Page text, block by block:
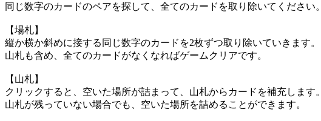
同じ数字のカードのペアを探して、全てのカードを取り除いてください。
【場札】
縦か横か斜めに接する同じ数字のカードを2枚ずつ取り除いていきます。
山札も含め、全てのカードがなくなればゲームクリアです。
【山札】
クリックすると、空いた場所が詰まって、山札からカードを補充します。
山札が残っていない場合でも、空いた場所を詰めることができます。